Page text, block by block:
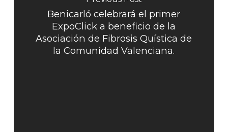
Benicarló celebrará el primer
ExpoClick a beneficio de la
Asociación de Fibrosis Quística de
la Comunidad Valenciana.